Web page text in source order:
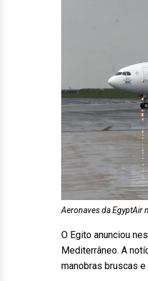
Aeronaves da EgyptAir
O Egito anunciou
Mediterrâneo. A
manobras bruscas